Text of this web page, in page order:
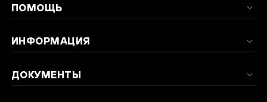
ПОМОЩЬ
ИНФОРМАЦИЯ
ДОКУМЕНТЫ